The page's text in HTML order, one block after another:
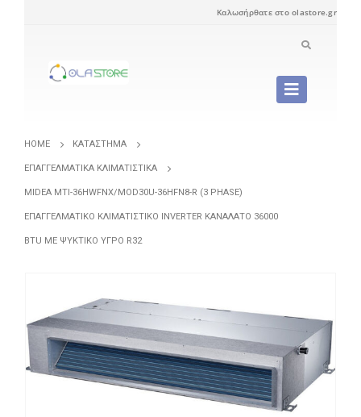
Καλωσήρθατε στο olastore.gr
HOME ΚΑΤΆΣΤΗΜΑ
ΕΠΑΓΓΕΛΜΑΤΙΚΆ ΚΛΙΜΑΤΙΣΤΙΚΆ
MIDEA MTI-36HWFNX/MOD30U-36HFN8-R (3 PHASE)
ΕΠΑΓΓΕΛΜΑΤΙΚΌ ΚΛΙΜΑΤΙΣΤΙΚΌ INVERTER ΚΑΝΑΛΆΤΟ 36000
BTU ΜΕ ΨΥΚΤΙΚΌ ΥΓΡΌ R32